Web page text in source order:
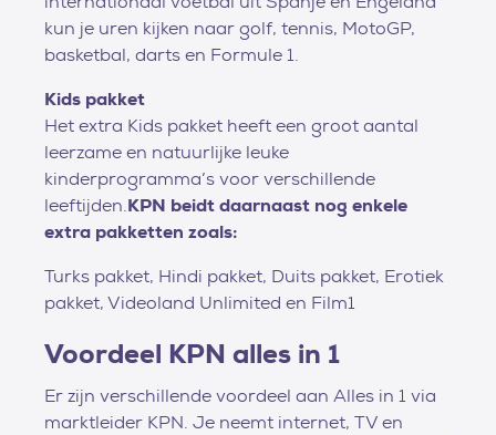
kun je uren kijken naar golf, tennis, MotoGP,
basketbal, darts en Formule 1.
Kids pakket
Het extra Kids pakket heeft een groot aantal
leerzame en natuurlijke leuke
kinderprogramma’s voor verschillende
leeftijden.KPN beidt daarnaast nog enkele
extra pakketten zoals:
Turks pakket, Hindi pakket, Duits pakket, Erotiek
pakket, Videoland Unlimited en Film1
Voordeel KPN alles in 1
Er zijn verschillende voordeel aan Alles in 1 via
marktleider KPN. Je neemt internet, TV en